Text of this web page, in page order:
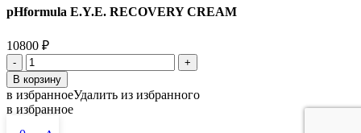
pHformula E.Y.E. RECOVERY CREAM
10800 ₽
Количество
товара
pHformula
E.Y.E.
RECOVERY
В корзину
в избранноеУдалить из избранного
в избранное